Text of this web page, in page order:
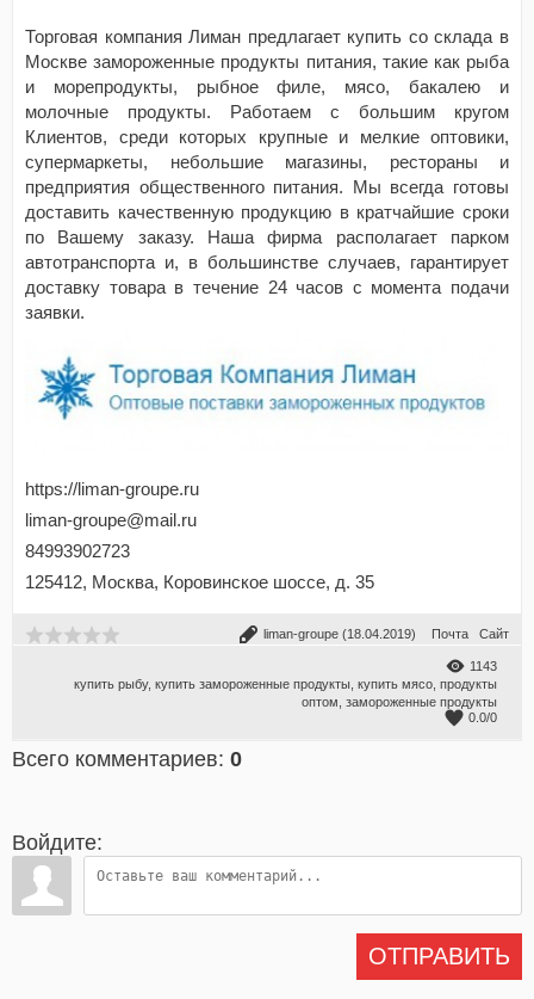
Торговая компания Лиман предлагает купить со склада в
Москве замороженные продукты питания, такие как рыба
и морепродукты, рыбное филе, мясо, бакалею и
молочные продукты. Работаем с большим кругом
Клиентов, среди которых крупные и мелкие оптовики,
супермаркеты, небольшие магазины, рестораны и
предприятия общественного питания. Мы всегда готовы
доставить качественную продукцию в кратчайшие сроки
по Вашему заказу. Наша фирма располагает парком
автотранспорта и, в большинстве случаев, гарантирует
доставку товара в течение 24 часов с момента подачи
заявки.
https://liman-groupe.ru
liman-groupe@mail.ru
84993902723
125412, Москва, Коровинское шоссе, д. 35
liman-groupe (18.04.2019) Почта Сайт
1143
купить рыбу, купить замороженные продукты купить мясо продукты
оптом замороженные продукты
0.0/0
Всего комментариев: 0
Войдите:
ОТПРАВИТЬ